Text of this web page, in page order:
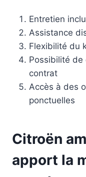
Entretien
Assistance
Flexibilité du
Possibilité de
contrat
Accès à des
ponctuelles
Citroën
apport la